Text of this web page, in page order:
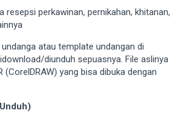
resepsi perkawinan, pernikahan, khitanan,
atau template undangan di
diunduh sepuasnya. File aslinya
(CorelDRAW) yang bisa dibuka dengan